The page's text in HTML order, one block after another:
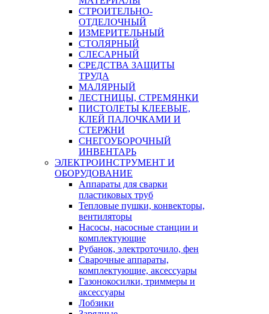
СТРОИТЕЛЬНО-
ОТДЕЛОЧНЫЙ
ИЗМЕРИТЕЛЬНЫЙ
СТОЛЯРНЫЙ
СЛЕСАРНЫЙ
СРЕДСТВА ЗАЩИТЫ
ТРУДА
МАЛЯРНЫЙ
ЛЕСТНИЦЫ, СТРЕМЯНКИ
ПИСТОЛЕТЫ КЛЕЕВЫЕ,
КЛЕЙ ПАЛОЧКАМИ И
СТЕРЖНИ
СНЕГОУБОРОЧНЫЙ
ИНВЕНТАРЬ
ЭЛЕКТРОИНСТРУМЕНТ И
ОБОРУДОВАНИЕ
Аппараты для сварки
пластиковых труб
Тепловые пушки, конвекторы,
вентиляторы
Насосы, насосные станции и
комплектующие
Рубанок, электроточило, фен
Сварочные аппараты,
комплектующие, аксессуары
Газонокосилки, триммеры и
аксессуары
Лобзики